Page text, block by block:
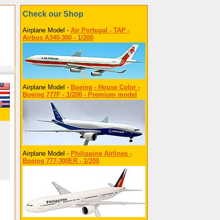
Check our Shop
Airplane Model - Air Portugal - TAP -
Airbus A340-300 - 1/200
Airplane Model - Boeing - House Color -
Boeing 777F - 1/200 - Premium model
Airplane Model - Philippine Airlines -
Boeing 777-300ER - 1/200